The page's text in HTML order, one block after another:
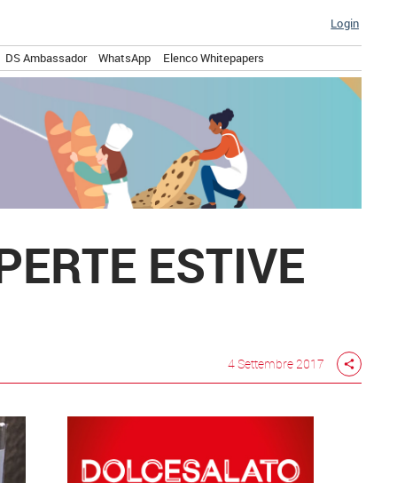
Login
DS Ambassador WhatsApp Elenco Whitepapers
ESTIVE
4 Settembre 2017 share